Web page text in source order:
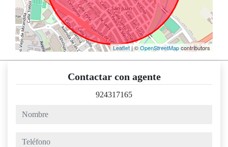
Leaflet| ©OpenStreetMapcontributors
Contactar con agente
924317165
nombre
teléfono